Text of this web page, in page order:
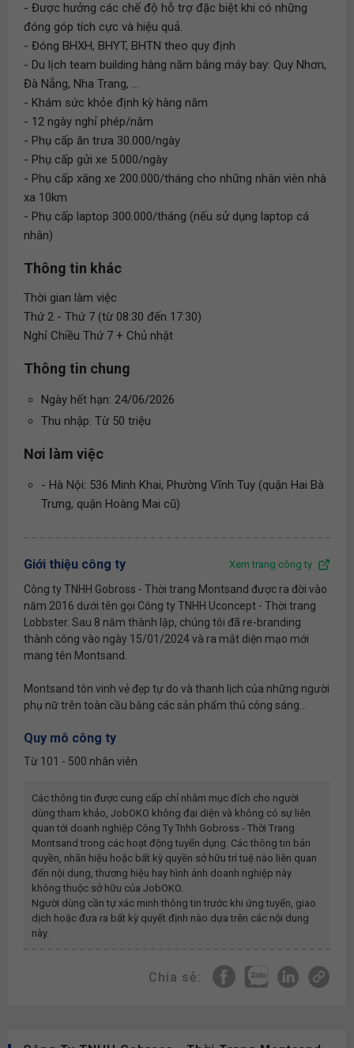
- Được hưởng các chế độ hỗ trợ đặc biệt khi có những
đóng góp tích cực và hiệu quả.
- Đóng BHXH, BHYT, BHTN theo quy định
- Du lịch team building hàng năm bằng máy bay: Quy Nhơn,
Đà Nẵng, Nha Trang, ...
- Khám sức khỏe định kỳ hàng năm
- 12 ngày nghỉ phép/năm
- Phụ cấp ăn trưa 30.000/ngày
- Phụ cấp gửi xe 5.000/ngày
- Phụ cấp xăng xe 200.000/tháng cho những nhân viên nhà
xa 10km
- Phụ cấp laptop 300.000/tháng (nếu sử dụng laptop cá
nhân)
Thông tin khác
Thời gian làm việc
Thứ 2 - Thứ 7 (từ 08:30 đến 17:30)
Nghỉ Chiều Thứ 7 + Chủ nhật
Thông tin chung
Ngày hết hạn: 24/06/2026
Thu nhập: Từ 50 triệu
Nơi làm việc
- Hà Nội: 536 Minh Khai, Phường Vĩnh Tuy (quận Hai Bà
Trưng, quận Hoàng Mai cũ)
Giới thiệu công ty Xem trang công ty
Công ty TNHH Gobross - Thời trang Montsand được ra đời vào
năm 2016 dưới tên gọi Công ty TNHH Uconcept - Thời trang
Lobbster. Sau 8 năm thành lập, chúng tôi đã re-branding
thành công vào ngày 15/01/2024 và ra mắt diện mạo mới
mang tên Montsand.
Montsand tôn vinh vẻ đẹp tự do và thanh lịch của những người
phụ nữ trên toàn cầu bằng các sản phẩm thủ công sáng...
Quy mô công ty
Từ 101 - 500 nhân viên
Các thông tin được cung cấp chỉ nhằm mục đích cho người
dùng tham khảo, JobOKO không đại diện và không có sự liên
quan tới doanh nghiệp Công Ty Tnhh Gobross - Thời Trang
Montsand trong các hoạt động tuyển dụng. Các thông tin bản
quyền, nhãn hiệu hoặc bất kỳ quyền sở hữu trí tuệ nào liên quan
đến nội dung, thương hiệu hay hình ảnh doanh nghiệp này
không thuộc sở hữu của JobOKO.
Người dùng cần tự xác minh thông tin trước khi ứng tuyển, giao
dịch hoặc đưa ra bất kỳ quyết định nào dựa trên các nội dung
này.
Chia sẻ: